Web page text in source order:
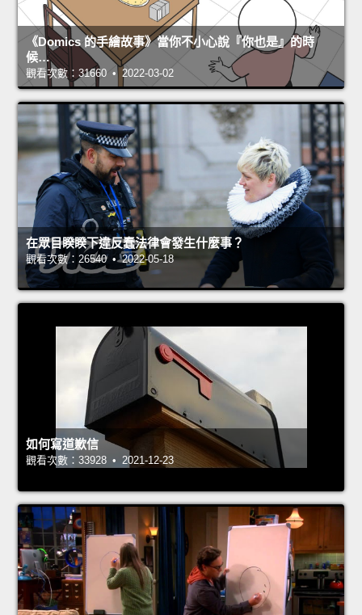
《Domics 的手繪故事》當你不小心說『你也是』的時
候…
觀看次數：31660 • 2022-03-02
在眾目睽睽下違反蠢法律會發生什麼事？
觀看次數：26540 • 2022-05-18
如何寫道歉信
觀看次數：33928 • 2021-12-23